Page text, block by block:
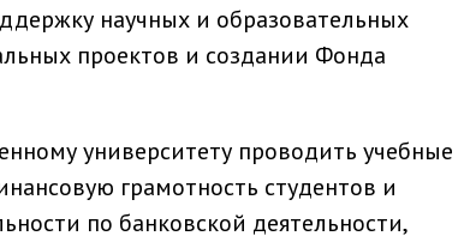
научных и образовательных
проектов и создании Фонда
университету проводить учебные
грамотность студентов и
по банковской деятельности,